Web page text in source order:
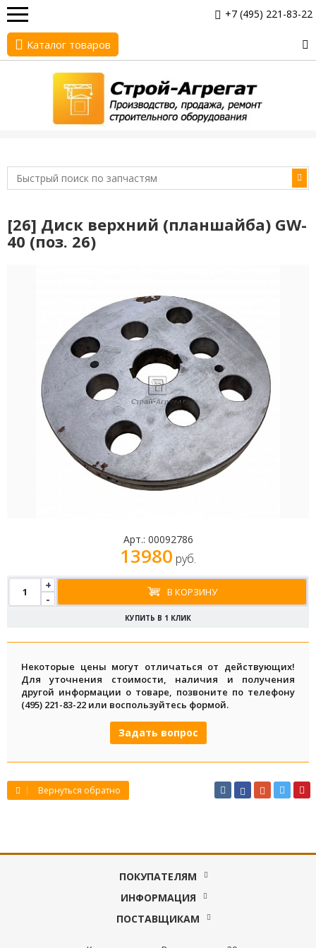
+7 (495) 221-83-22
Каталог товаров
[26] Диск верхний (планшайба) GW-
40 (поз. 26)
Арт.: 00092786
13980 руб.
+
-
В КОРЗИНУ
КУПИТЬ В 1 КЛИК
Некоторые цены могут отличаться от действующих!
Для уточнения стоимости, наличия и получения
другой информации о товаре, позвоните по телефону
(495) 221-83-22 или воспользуйтесь формой.
Задать вопрос
Вернуться обратно
ПОКУПАТЕЛЯМ
ИНФОРМАЦИЯ
ПОСТАВЩИКАМ